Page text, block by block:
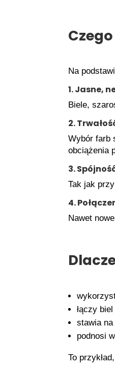
Na
1. Jasne,
Biele,
2.
Wybór farb
obciążenia
3.
Tak jak
4.
Nawet
łączy
stawia na
podnosi
To